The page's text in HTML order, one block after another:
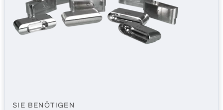
SIE BENÖTIGEN